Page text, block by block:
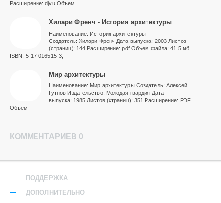
Расширение: djvu Объем
Хилари Френч - История архитектуры
Наименование: История архитектуры
Создатель: Хилари Френч Дата выпуска: 2003 Листов
(страниц): 144 Расширение: pdf Объем файла: 41.5 мб
ISBN: 5-17-016515-3,
Мир архитектуры
Наименование: Мир архитектуры Создатель: Алексей
Гутнов Издательство: Молодая гвардия Дата
выпуска: 1985 Листов (страниц): 351 Расширение: PDF
Объем
КОММЕНТАРИЕВ 0
ПОДДЕРЖКА
ДОПОЛНИТЕЛЬНО